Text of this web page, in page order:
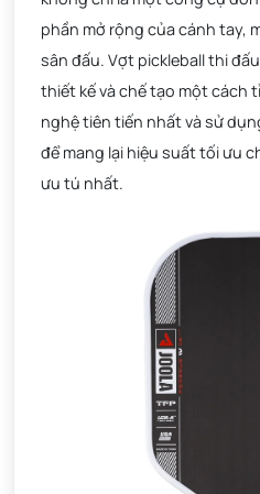
phần mở rộng của cánh tay,
sân đấu. Vợt pickleball thi
thiết kế và chế tạo một cách
nghệ tiên tiến nhất và sử
để mang lại hiệu suất tối ưu
ưu tú nhất.